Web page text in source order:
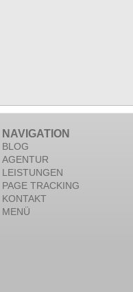
NAVIGATION
BLOG
AGENTUR
LEISTUNGEN
PAGE TRACKING
KONTAKT
MENÜ